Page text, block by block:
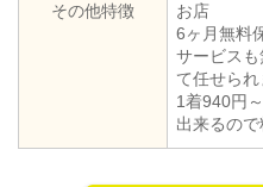
その他特徴
お店
6ヶ月無料
サービス
て任せられ
1着940円
出来るの